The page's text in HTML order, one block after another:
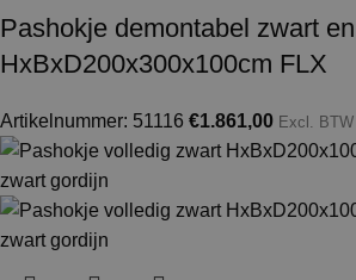
Pashokje demontabel zwart
HxBxD200x300x100cm FLX
Artikelnummer: 51116 €1.861,00 Excl. BTW